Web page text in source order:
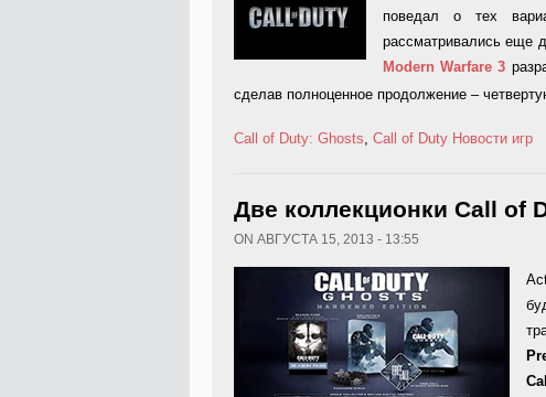
поведал о тех
рассматривались еще
Modern Warfare 3
сделав полноценное продолжение –
Call of Duty: Ghosts, Call of Duty Новости игр
Две коллекционки Call of
ON АВГУСТА 15, 2013 - 13:55